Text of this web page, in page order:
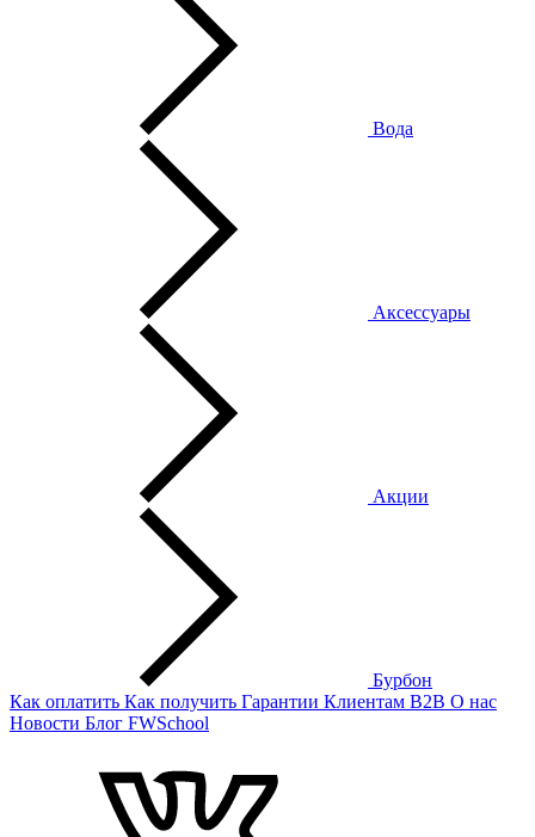
Вода
Аксессуары
Акции
Бурбон
Как оплатить Как получить Гарантии Клиентам B2B О нас
Новости Блог FWSchool